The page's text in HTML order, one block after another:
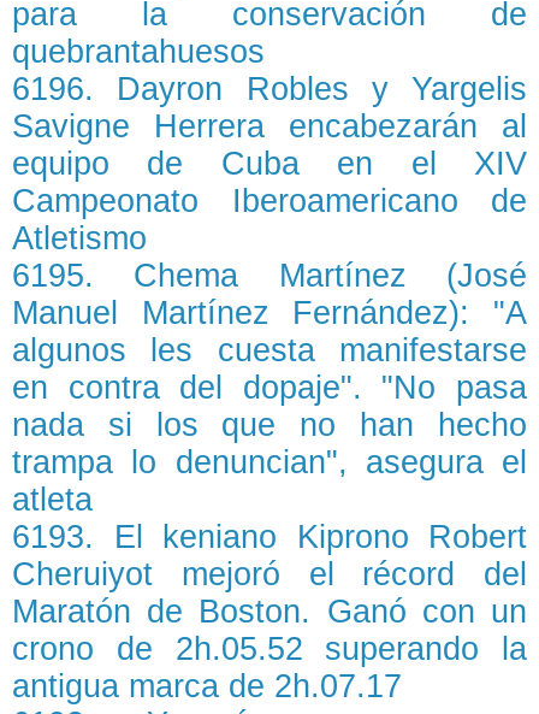
para la conservación de
quebrantahuesos
6196. Dayron Robles y Yargelis
Savigne Herrera encabezarán al
equipo de Cuba en el XIV
Campeonato Iberoamericano de
Atletismo
6195. Chema Martínez (José
Manuel Martínez Fernández): "A
algunos les cuesta manifestarse
en contra del dopaje". "No pasa
nada si los que no han hecho
trampa lo denuncian", asegura el
atleta
6193. El keniano Kiprono Robert
Cheruiyot mejoró el récord del
Maratón de Boston. Ganó con un
crono de 2h.05.52 superando la
antigua marca de 2h.07.17